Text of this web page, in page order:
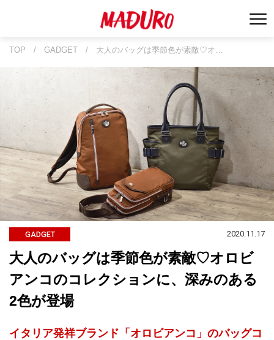
TOP / GADGET / 大人のバッグは季節色が素敵♡オ…
GADGET 2020.11.17
大人のバッグは季節色が素敵♡オロビ
アンコのコレクションに、深みのある
2色が登場
イタリア発祥ブランド「オロビアンコ」のバッグコ